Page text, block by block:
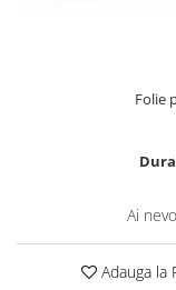
Folie
Ai
Adauga la